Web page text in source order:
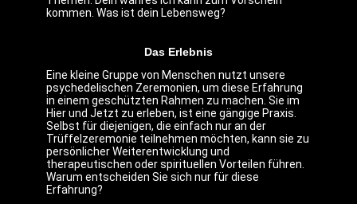
kommen. Was ist dein Lebensweg?
Das Erlebnis
Eine kleine Gruppe von Menschen nutzt unsere
psychedelischen Zeremonien, um diese Erfahrung
in einem geschützten Rahmen zu machen. Sie im
Hier und Jetzt zu erleben, ist eine gängige Praxis.
Selbst für diejenigen, die einfach nur an der
Trüffelzeremonie teilnehmen möchten, kann sie zu
persönlicher Weiterentwicklung und
therapeutischen oder spirituellen Vorteilen führen.
Warum entscheiden Sie sich nur für diese
Erfahrung?